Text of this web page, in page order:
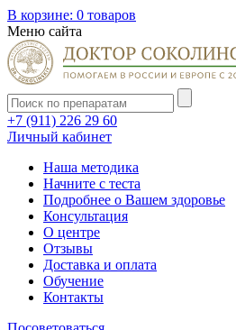
В корзине: 0 товаров
Меню сайта
+7 (911) 226 29 60
Личный кабинет
Наша методика
Начните с теста
Подробнее о Вашем здоровье
Консультация
О центре
Отзывы
Доставка и оплата
Обучение
Контакты